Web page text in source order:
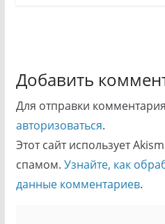
Добавить
Для отправки
авторизоваться.
Этот сайт использует
спамом. Узнайте, как
данные комментариев.